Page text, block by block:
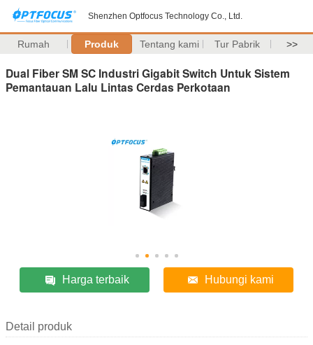
Shenzhen Optfocus Technology Co., Ltd.
Rumah Produk Tentang kami Tur Pabrik >>
Dual Fiber SM SC Industri Gigabit Switch Untuk Sistem
Pemantauan Lalu Lintas Cerdas Perkotaan
Harga terbaik Hubungi kami
Detail produk